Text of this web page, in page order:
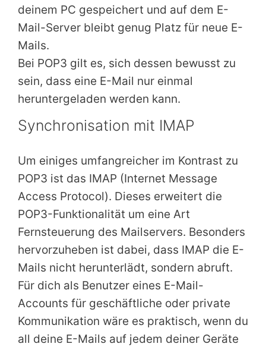
deinem PC gespeichert und auf dem E-
Mail-Server bleibt genug Platz für neue E-
Mails.
Bei POP3 gilt es, sich dessen bewusst zu
sein, dass eine E-Mail nur einmal
heruntergeladen werden kann.
Synchronisation mit IMAP
Um einiges umfangreicher im Kontrast zu
POP3 ist das IMAP (Internet Message
Access Protocol). Dieses erweitert die
POP3-Funktionalität um eine Art
Fernsteuerung des Mailservers. Besonders
hervorzuheben ist dabei, dass IMAP die E-
Mails nicht herunterlädt, sondern abruft.
Für dich als Benutzer eines E-Mail-
Accounts für geschäftliche oder private
Kommunikation wäre es praktisch, wenn du
all deine E-Mails auf jedem deiner Geräte